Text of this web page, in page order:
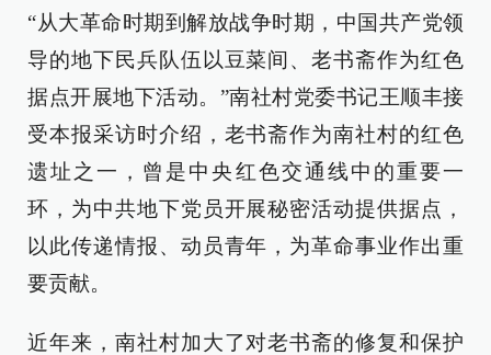
“从大革命时期到解放战争时期，中国共产党领
导的地下民兵队伍以豆菜间、老书斋作为红色
据点开展地下活动。”南社村党委书记王顺丰接
受本报采访时介绍，老书斋作为南社村的红色
遗址之一，曾是中央红色交通线中的重要一
环，为中共地下党员开展秘密活动提供据点，
以此传递情报、动员青年，为革命事业作出重
要贡献。
近年来，南社村加大了对老书斋的修复和保护